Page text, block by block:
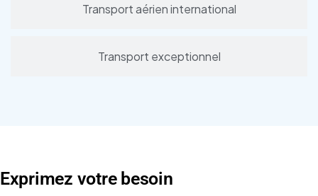
Transport aérien international
Transport exceptionnel
Exprimez votre besoin